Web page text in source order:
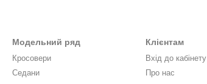
Модельний ряд
Кросовери
Седани
Клієнтам
Вхід до кабінету
Про нас